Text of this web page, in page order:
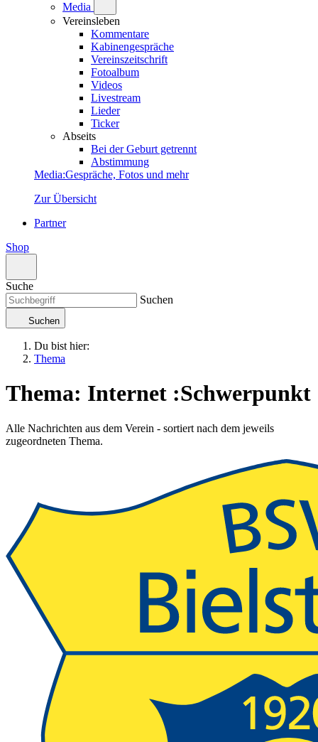
Media
Vereinsleben
Kommentare
Kabinengespräche
Vereinszeitschrift
Fotoalbum
Videos
Livestream
Lieder
Ticker
Abseits
Bei der Geburt getrennt
Abstimmung
Media:Gespräche, Fotos und mehr
Zur Übersicht
Partner
Shop
Suche
Suchen
Suchen
Du bist hier:
Thema
Thema: Internet :Schwerpunkt
Alle Nachrichten aus dem Verein - sortiert nach dem jeweils
zugeordneten Thema.